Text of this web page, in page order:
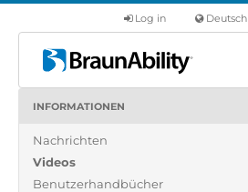
Deutsch
Log in
Produkte
INFORMATIONEN
Nachrichten
Videos
Benutzerhandbücher